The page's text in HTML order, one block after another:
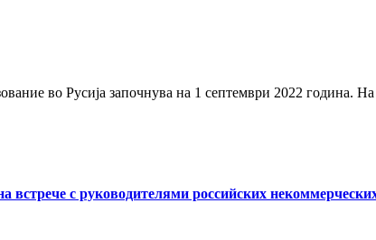
во Русија започнува на 1 септември 2022 година.
с руководителями российских